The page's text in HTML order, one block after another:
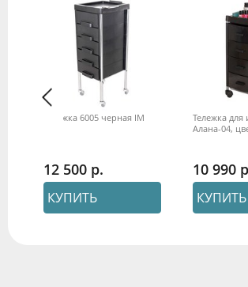
Тележка 6005 черная IM
12 500
КУПИТЬ
Тележка для
Алана-04,
10 990
КУПИТЬ